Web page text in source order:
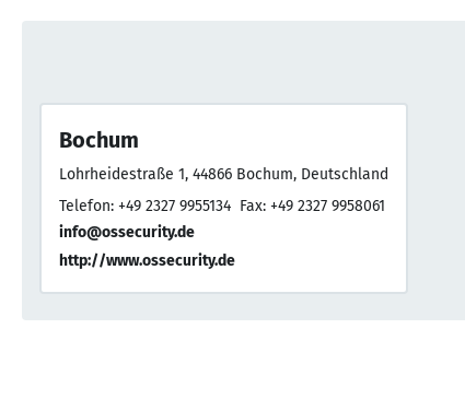
Bochum
Lohrheidestraße 1, 44866 Bochum, Deutschland
Telefon: +49 2327 9955134 Fax: +49 2327 9958061
info@ossecurity.de
http://www.ossecurity.de